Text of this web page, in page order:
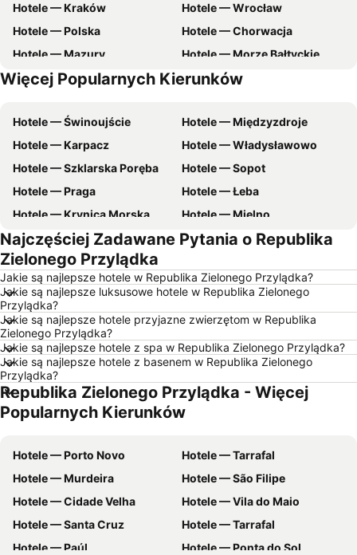
Hotele — Kraków
Hotele — Wrocław
Hotele — Polska
Hotele — Chorwacja
Hotele — Mazury
Hotele — Morze Bałtyckie
Hotele — Malta
Hotele — Pomorskie
Więcej Popularnych Kierunków
Hotele — Świnoujście
Hotele — Międzyzdroje
Hotele — Karpacz
Hotele — Władysławowo
Hotele — Szklarska Poręba
Hotele — Sopot
Hotele — Praga
Hotele — Łeba
Hotele — Krynica Morska
Hotele — Mielno
Hotele — Poznań
Hotele — Gdynia
Hotele — Łódź
Hotele — Rzym
Hotele — Barcelona
Hotele — Szczyrk
Hotele — Wisła
Hotele — zachodniopomorskie
Hotele — Wybrzeże Bałtyckie
Hotele — wybrzeże Chorwacji
Hotele — Majorka
Hotele — Jezioro Garda
Hotele — Grecja
Hotele — Włochy
Hotele — Bieszczady
Najczęściej Zadawane Pytania o Republika
Zielonego Przylądka
Jakie są najlepsze hotele w Republika Zielonego Przylądka?
Jakie są najlepsze luksusowe hotele w Republika Zielonego
Przylądka?
Jakie są najlepsze hotele przyjazne zwierzętom w Republika
Zielonego Przylądka?
Jakie są najlepsze hotele z spa w Republika Zielonego Przylądka?
Jakie są najlepsze hotele z basenem w Republika Zielonego
Przylądka?
Republika Zielonego Przylądka - Więcej
Popularnych Kierunków
Hotele — Porto Novo
Hotele — Tarrafal
Hotele — Murdeira
Hotele — São Filipe
Hotele — Cidade Velha
Hotele — Vila do Maio
Hotele — Santa Cruz
Hotele — Tarrafal
Hotele — Paúl
Hotele — Ponta do Sol